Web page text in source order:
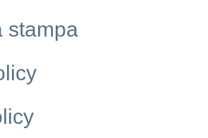
stampa